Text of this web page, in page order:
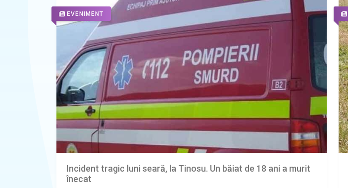
EVENIMENT
Incident tragic luni seară, la Tinosu. Un băiat de 18 ani a murit
înecat